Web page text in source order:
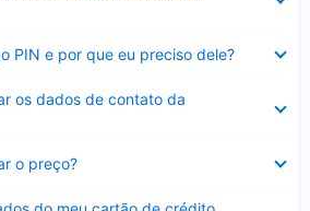
PIN e por que eu preciso dele?
os dados de contato da
o preço?